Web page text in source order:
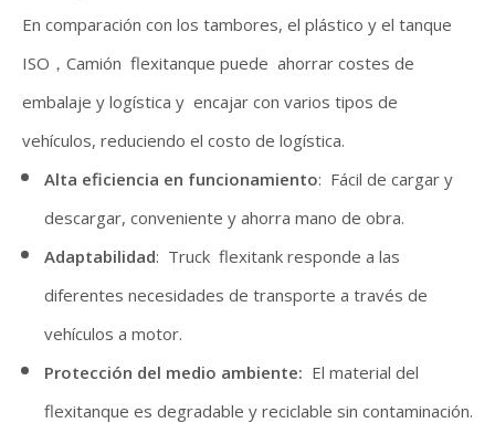
En comparación con los tambores, el plástico y el tanque
ISO，Camión flexitanque puede ahorrar costes de
embalaje y logística y encajar con varios tipos de
vehículos, reduciendo el costo de logística.
Alta eficiencia en funcionamiento: Fácil de cargar y
descargar, conveniente y ahorra mano de obra.
Adaptabilidad: Truck flexitank responde a las
diferentes necesidades de transporte a través de
vehículos a motor.
Protección del medio ambiente: El material del
flexitanque es degradable y reciclable sin contaminación.